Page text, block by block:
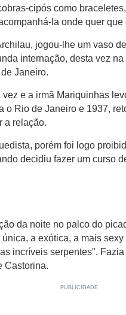
cipós como
la onde quer que
jogou-lhe um vaso
internação, desta vez
Janeiro.
e a irmã Mariquinhas
o Rio de Janeiro e 1937,
a relação.
porém foi logo
decidiu fazer um curso
da noite no palco do
a exótica, a mais
incríveis serpentes".
Castorina.